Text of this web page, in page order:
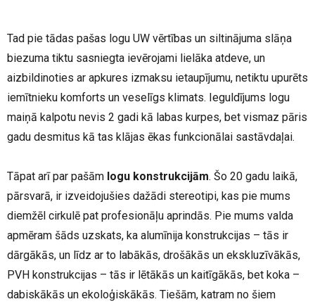
Tad pie tādas pašas logu UW vērtības un siltinājuma slāņa
biezuma tiktu sasniegta ievērojami lielāka atdeve, un
aizbildinoties ar apkures izmaksu ietaupījumu, netiktu upurēts
iemītnieku komforts un veselīgs klimats. Ieguldījums logu
maiņā kalpotu nevis 2 gadi kā labas kurpes, bet vismaz pāris
gadu desmitus kā tas klājas ēkas funkcionālai sastāvdaļai.
Tāpat arī par pašām logu konstrukcijām. Šo 20 gadu laikā,
pārsvarā, ir izveidojušies dažādi stereotipi, kas pie mums
diemžēl cirkulē pat profesionāļu aprindās. Pie mums valda
apmēram šāds uzskats, ka alumīnija konstrukcijas – tās ir
dārgākās, un līdz ar to labākās, drošākās un ekskluzīvākās,
PVH konstrukcijas – tās ir lētākās un kaitīgākās, bet koka –
dabiskākās un ekoloģiskākās. Tiešām, katram no šiem